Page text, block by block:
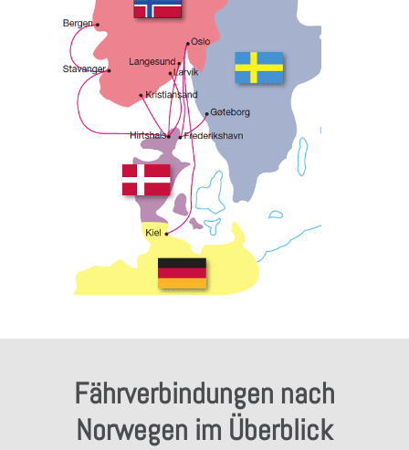
Fährverbindungen nach
Norwegen im Überblick